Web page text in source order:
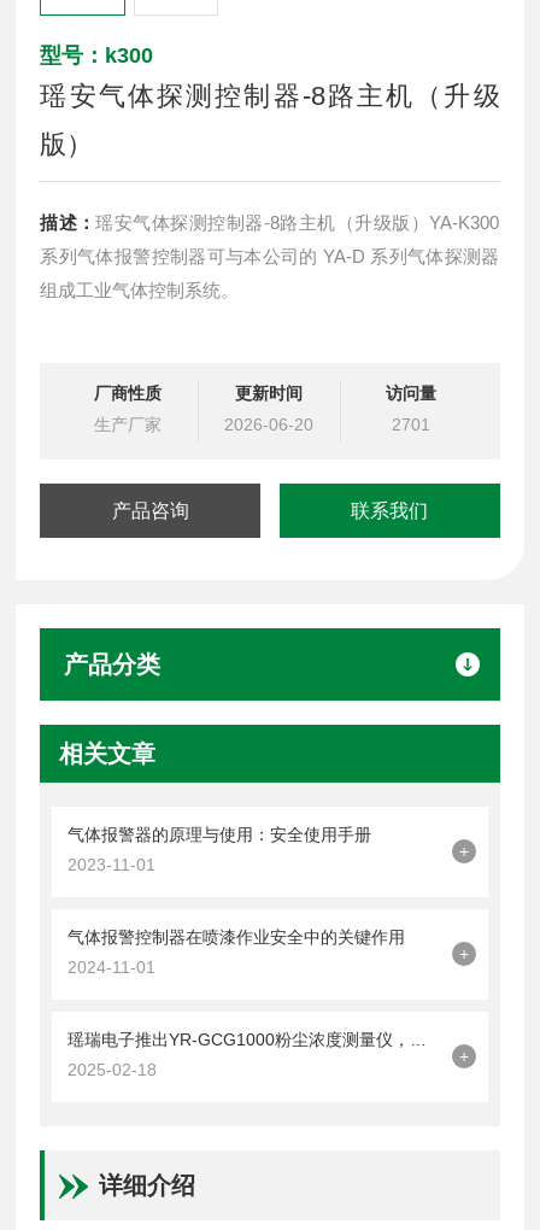
型号：k300
瑶安气体探测控制器-8路主机（升级
版）
描述：瑶安气体探测控制器-8路主机（升级版）YA-K300
系列气体报警控制器可与本公司的 YA-D 系列气体探测器
组成工业气体控制系统。
厂商性质
生产厂家
更新时间
2026-06-20
访问量
2701
产品咨询 联系我们
产品分类
相关文章
气体报警器的原理与使用：安全使用手册
2023-11-01
+
气体报警控制器在喷漆作业安全中的关键作用
2024-11-01
+
2025-02-18
+
详细介绍